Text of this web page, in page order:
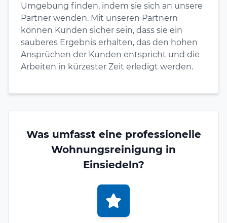
Umgebung finden, indem sie sich an unsere
Partner wenden. Mit unseren Partnern
können Kunden sicher sein, dass sie ein
sauberes Ergebnis erhalten, das den hohen
Ansprüchen der Kunden entspricht und die
Arbeiten in kürzester Zeit erledigt werden.
Was umfasst eine professionelle
Wohnungsreinigung in
Einsiedeln?